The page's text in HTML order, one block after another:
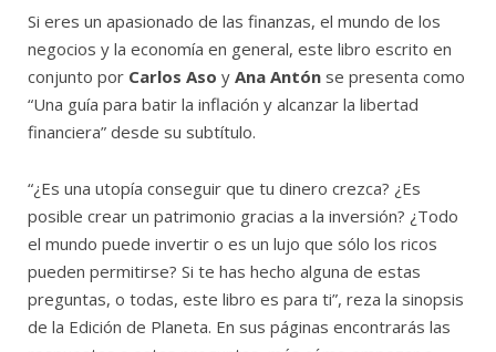
Si eres un apasionado de las finanzas, el mundo de los
negocios y la economía en general, este libro escrito en
conjunto por Carlos Aso y Ana Antón se presenta como
“Una guía para batir la inflación y alcanzar la libertad
financiera” desde su subtítulo.
“¿Es una utopía conseguir que tu dinero crezca? ¿Es
posible crear un patrimonio gracias a la inversión? ¿Todo
el mundo puede invertir o es un lujo que sólo los ricos
pueden permitirse? Si te has hecho alguna de estas
preguntas, o todas, este libro es para ti”, reza la sinopsis
de la Edición de Planeta. En sus páginas encontrarás las